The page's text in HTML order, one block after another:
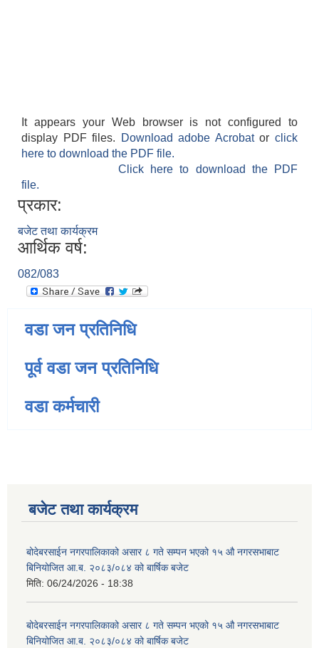
It appears your Web browser is not configured to
display PDF files.
Download adobe Acrobatorclick
here to download the PDF file.
Click here to download the PDF
file.
प्रकार:
बजेट तथा कार्यक्रम
आर्थिक वर्ष:
082/083
वडा जन प्रतिनिधि
पूर्व वडा जन प्रतिनिधि
वडा कर्मचारी
बजेट तथा कार्यक्रम
बोदेबरसाईन नगरपालिकाको असार ८ गते सम्पन भएको १५ ‍‍‍औ नगरसभाबाट
बिनियोजित आ.ब. २०८३/०८४ को बार्षिक बजेट
मिति: 06/24/2026 - 18:38
बोदेबरसाईन नगरपालिकाको असार ८ गते सम्पन भएको १५ ‍‍‍औ नगरसभाबाट
बिनियोजित आ.ब. २०८३/०८४ को बार्षिक बजेट